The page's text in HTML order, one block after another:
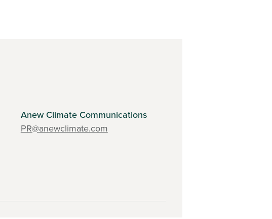
Anew Climate Communications
PR@anewclimate.com